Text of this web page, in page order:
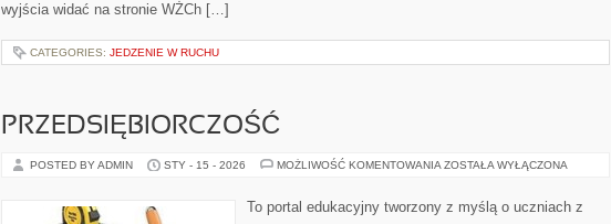
wyjścia widać na stronie WŻCh […]
CATEGORIES: JEDZENIE W RUCHU
PRZEDSIĘBIORCZOŚĆ
POSTED BY ADMIN STY - 15 - 2026 MOŻLIWOŚĆ KOMENTOWANIA PRZEDSIĘBIORCZOŚĆ
ZOSTAŁA WYŁĄCZONA
To portal edukacyjny tworzony z myślą o uczniach z